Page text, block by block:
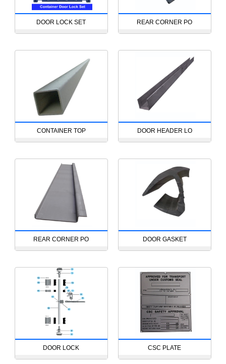
DOOR LOCK SET REAR CORNER PO
CONTAINER TOP DOOR HEADER LO
REAR CORNER PO DOOR GASKET
DOOR LOCK CSC PLATE